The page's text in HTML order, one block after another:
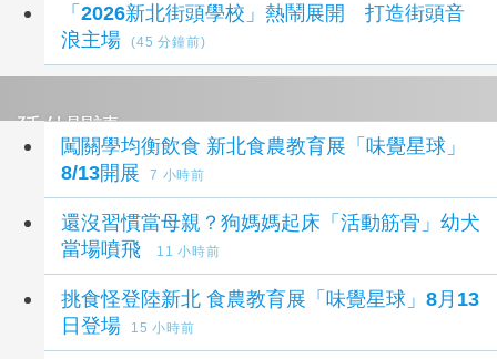
「2026新北街頭學校」熱鬧展開 打造街頭音
浪主場
(45 分鐘前)
延伸閱讀
闖關學均衡飲食 新北食農教育展「味覺星球」
8/13開展
7 小時前
還沒習慣當母親？狗媽媽起床「活動筋骨」幼犬
當場噴飛
11 小時前
挑食怪登陸新北 食農教育展「味覺星球」8月13
日登場
15 小時前